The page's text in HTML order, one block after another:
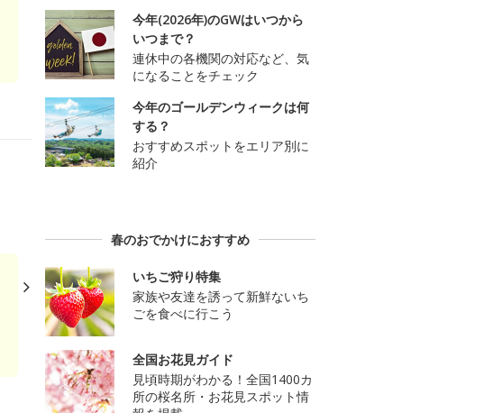
今年(2026年)のGWはいつから
いつまで？
連休中の各機関の対応など、気
になることをチェック
今年のゴールデンウィークは何
する？
おすすめスポットをエリア別に
紹介
春のおでかけにおすすめ
いちご狩り特集
家族や友達を誘って新鮮ないち
ごを食べに行こう
全国お花見ガイド
見頃時期がわかる！全国1400カ
所の桜名所・お花見スポット情